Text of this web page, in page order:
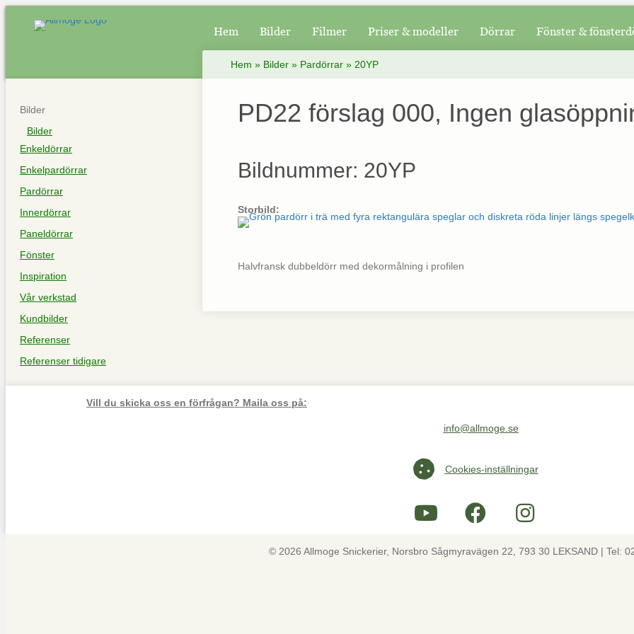
Hem Bilder Filmer Priser & modeller Dörrar Fönster &
Bilder
Bilder
Enkeldörrar
Enkelpardörrar
Pardörrar
Innerdörrar
Paneldörrar
Fönster
Inspiration
Vår verkstad
Kundbilder
Referenser
Referenser tidigare
Hem » Bilder» Pardörrar» 20YP
PD22 förslag 000, Ingen
Bildnummer: 20YP
Storbild:
Halvfransk dubbeldörr med dekormålning i profilen
Vill du skicka oss en förfrågan? Maila oss på:
Maila oss på info@allmoge.se
info@allmoge.se
Cookies-inställningar
Cookies-inställningar
© 2026 Allmoge Snickerier, Norsbro Sågmyravägen 22, 793 30 LEKSAND | Tel: